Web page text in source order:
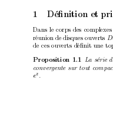
1 Déﬁnition et
Dans le corps des
réunion de disques ouverts D
de ces ouverts déﬁnit une
Proposition 1.1 La série
convergente sur tout comp
ez .